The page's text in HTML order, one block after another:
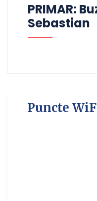
PRIMAR:
Sebastian
Puncte